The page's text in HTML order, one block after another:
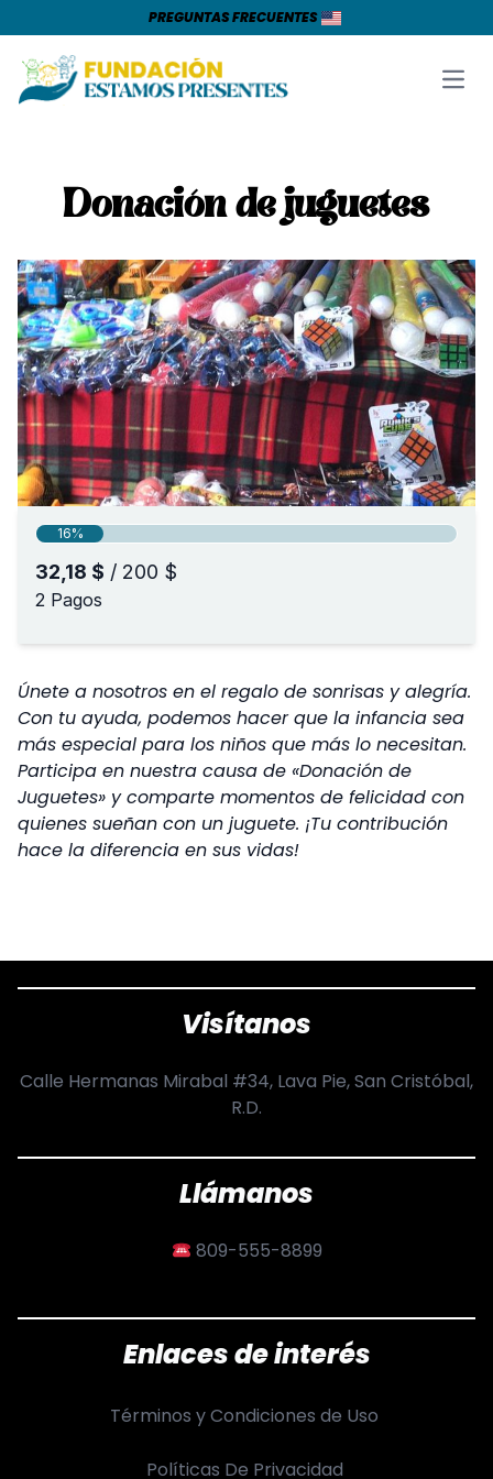
PREGUNTAS FRECUENTES
Donación de juguetes
Únete a nosotros en el regalo de sonrisas y alegría.
Con tu ayuda, podemos hacer que la infancia sea
más especial para los niños que más lo necesitan.
Participa en nuestra causa de «Donación de
Juguetes» y comparte momentos de felicidad con
quienes sueñan con un juguete. ¡Tu contribución
hace la diferencia en sus vidas!
Visítanos
Calle Hermanas Mirabal #34, Lava Pie, San Cristóbal,
R.D.
Llámanos
809-555-8899
Enlaces de interés
Términos y Condiciones de Uso
Políticas De Privacidad